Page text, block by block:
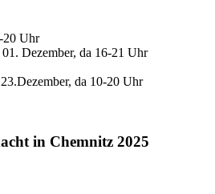
20 Uhr
Dezember, da 16-21 Uhr
da 10-20 Uhr
in Chemnitz 2025